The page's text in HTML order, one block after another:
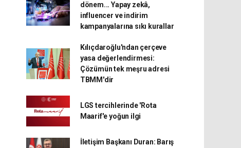
dönem... Yapay zekâ,
influencer ve indirim
kampanyalarına sıkı kurallar
Kılıçdaroğlu'ndan çerçeve
yasa değerlendirmesi:
Çözümün tek meşru adresi
TBMM'dir
LGS tercihlerinde 'Rota
Maarif'e yoğun ilgi
İletişim Başkanı Duran: Barış